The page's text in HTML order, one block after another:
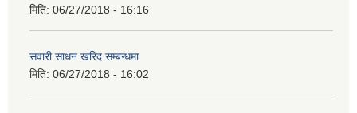
मिति: 06/27/2018 - 16:16
सवारी साधन खरिद सम्बन्धमा
मिति: 06/27/2018 - 16:02